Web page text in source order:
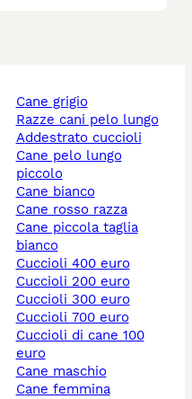
cane grigio
razze cani pelo lungo
addestrato cuccioli
cane pelo lungo
piccolo
cane bianco
cane rosso razza
cane piccola taglia
bianco
cuccioli 400 euro
cuccioli 200 euro
cuccioli 300 euro
cuccioli 700 euro
cuccioli di cane 100
euro
cane maschio
cane femmina